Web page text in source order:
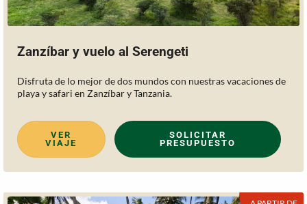
Zanzíbar y vuelo al Serengeti
Disfruta de lo mejor de dos mundos con nuestras vacaciones de
playa y safari en Zanzíbar y Tanzania.
VER
VIAJE
SOLICITAR
PRESUPUESTO